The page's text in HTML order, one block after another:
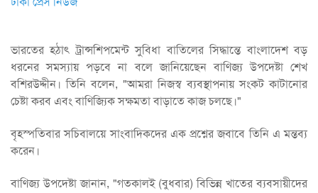
ভারতের হঠাৎ ট্রান্সশিপমেন্ট সুবিধা বাতিলের সিদ্ধান্তে বাংলাদেশ বড়
ধরনের সমস্যায় পড়বে না বলে জানিয়েছেন বাণিজ্য উপদেষ্টা শেখ
বশিরউদ্দীন। তিনি বলেন, "আমরা নিজস্ব ব্যবস্থাপনায় সংকট কাটানোর
চেষ্টা করব এবং বাণিজ্যিক সক্ষমতা বাড়াতে কাজ চলছে।"
বৃহস্পতিবার সচিবালয়ে সাংবাদিকদের এক প্রশ্নের জবাবে তিনি এ মন্তব্য
করেন।
বাণিজ্য উপদেষ্টা জানান, "গতকালই (বুধবার) বিভিন্ন খাতের ব্যবসায়ীদের